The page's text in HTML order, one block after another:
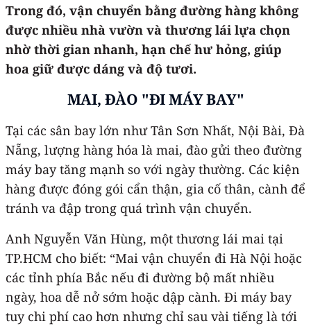
Trong đó, vận chuyển bằng đường hàng không
được nhiều nhà vườn và thương lái lựa chọn
nhờ thời gian nhanh, hạn chế hư hỏng, giúp
hoa giữ được dáng và độ tươi.
MAI, ĐÀO "ĐI MÁY BAY"
Tại các sân bay lớn như Tân Sơn Nhất, Nội Bài, Đà
Nẵng, lượng hàng hóa là mai, đào gửi theo đường
máy bay tăng mạnh so với ngày thường. Các kiện
hàng được đóng gói cẩn thận, gia cố thân, cành để
tránh va đập trong quá trình vận chuyển.
Anh Nguyễn Văn Hùng, một thương lái mai tại
TP.HCM cho biết: “Mai vận chuyển đi Hà Nội hoặc
các tỉnh phía Bắc nếu đi đường bộ mất nhiều
ngày, hoa dễ nở sớm hoặc dập cành. Đi máy bay
tuy chi phí cao hơn nhưng chỉ sau vài tiếng là tới